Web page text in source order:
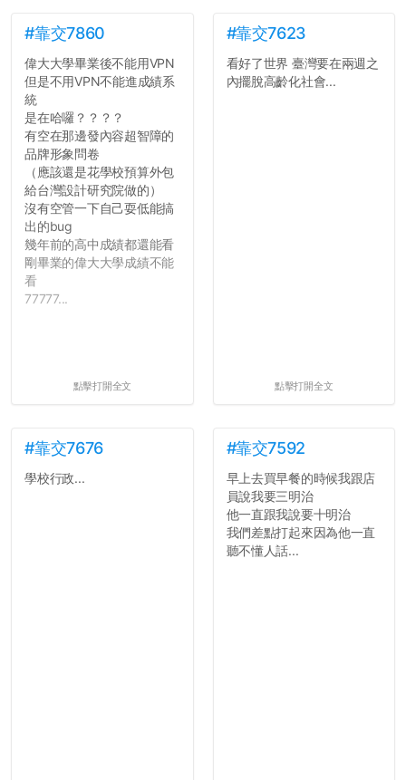
#靠交7860
偉大大學畢業後不能用VPN
但是不用VPN不能進成績系
統
是在哈囉？？？？
有空在那邊發內容超智障的
品牌形象問卷
（應該還是花學校預算外包
給台灣設計研究院做的）
沒有空管一下自己耍低能搞
出的bug
幾年前的高中成績都還能看
剛畢業的偉大大學成績不能
看
77777...
點擊打開全文
#靠交7623
看好了世界 臺灣要在兩週之
內擺脫高齡化社會...
點擊打開全文
#靠交7676
學校行政...
#靠交7592
早上去買早餐的時候我跟店
員說我要三明治
他一直跟我說要十明治
我們差點打起來因為他一直
聽不懂人話...